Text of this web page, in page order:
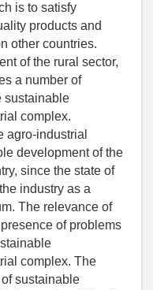
is to satisfy
products and
other countries.
of the rural sector,
a number of
sustainable
complex.
agro-industrial
development of the
since the state of
industry as a
The relevance of
of problems
complex. The
sustainable